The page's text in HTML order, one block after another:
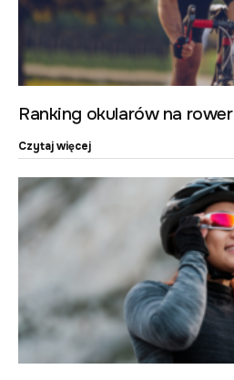
Ranking okularów na rower
Czytaj więcej